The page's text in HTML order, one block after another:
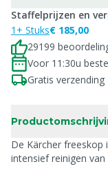
Staffelprijzen en
1+ Stuks€ 185,00
29199
Voor 11:30u
Gratis verzending
De Kärcher freeskop
intensief reinigen